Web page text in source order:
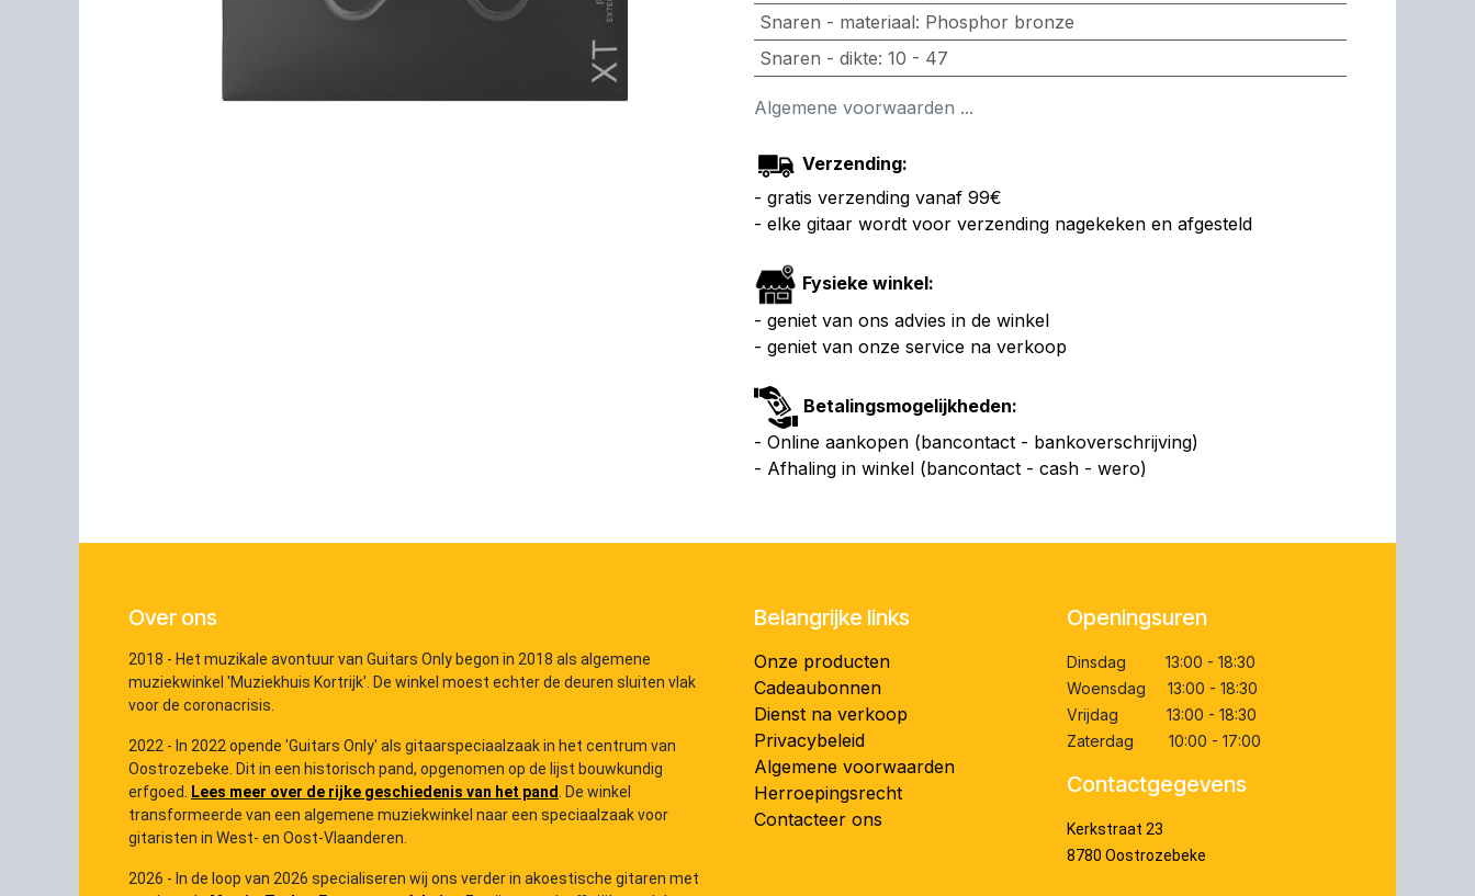
Snaren - materiaal: Phosphor bronze
Snaren - dikte: 10 - 47
Algemene voorwaarden ...
Verzending:
- gratis verzending vanaf 99€
- elke gitaar wordt voor verzending nagekeken en afgesteld
Fysieke winkel:
- geniet van ons advies in de winkel
- geniet van onze service na verkoop
Betalingsmogelijkheden:
- Online aankopen (bancontact - bankoverschrijving)
- Afhaling in winkel (bancontact - cash - wero)
Over ons
2018 - Het muzikale avontuur van Guitars Only begon in 2018 als algemene
muziekwinkel 'Muziekhuis Kortrijk'. De winkel moest echter de deuren sluiten vlak
voor de coronacrisis.
2022 - In 2022 opende 'Guitars Only' als gitaarspeciaalzaak in het centrum van
Oostrozebeke. Dit in een historisch pand, opgenomen op de lijst bouwkundig
erfgoed. Lees meer over de rijke geschiedenis van het pand. De winkel
transformeerde van een algemene muziekwinkel naar een speciaalzaak voor
gitaristen in West- en Oost-Vlaanderen.
2026 - In de loop van 2026 specialiseren wij ons verder in akoestische gitaren met
Belangrijke links
Onze producten
Cadeaubonnen
Dienst na verkoop
Privacybeleid
Algemene voorwaarden
Herroepingsrecht
Contacteer ons
Openingsuren
Dinsdag 13:00 - 18:30
Woensdag 13:00 - 18:30
Vrijdag 13:00 - 18:30
Zaterdag 10:00 - 17:00
Contactgegevens
Kerkstraat 23
8780 Oostrozebeke